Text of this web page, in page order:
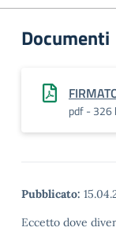
Documenti
pdf - 326
Pubblicato:
Eccetto dove